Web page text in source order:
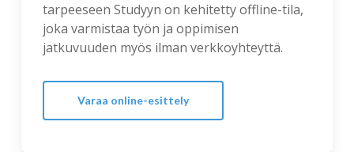
tarpeeseen Studyyn on kehitetty offline-tila,
joka varmistaa työn ja oppimisen
jatkuvuuden myös ilman verkkoyhteyttä.
Varaa online-esittely